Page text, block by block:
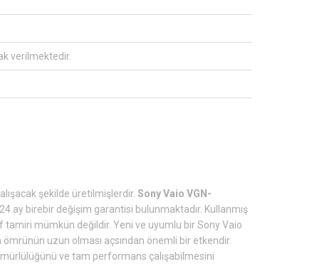
verilmektedir.
şekilde üretilmişlerdir. Sony Vaio VGN-
ay birebir değişim garantisi bulunmaktadır. Kullanmış
mümkün değildir. Yeni ve uyumlu bir Sony Vaio
ömrünün uzun olması açsından önemli bir etkendir.
ve tam performans çalışabilmesini